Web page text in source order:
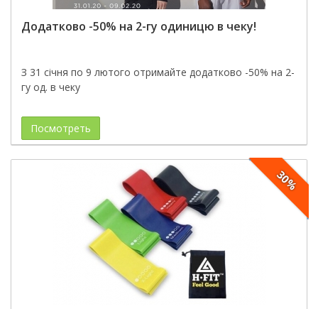
Додатково -50% на 2-гу одиницю в чеку!
З 31 січня по 9 лютого отримайте додатково -50% на 2-
гу од. в чеку
Посмотреть
30%